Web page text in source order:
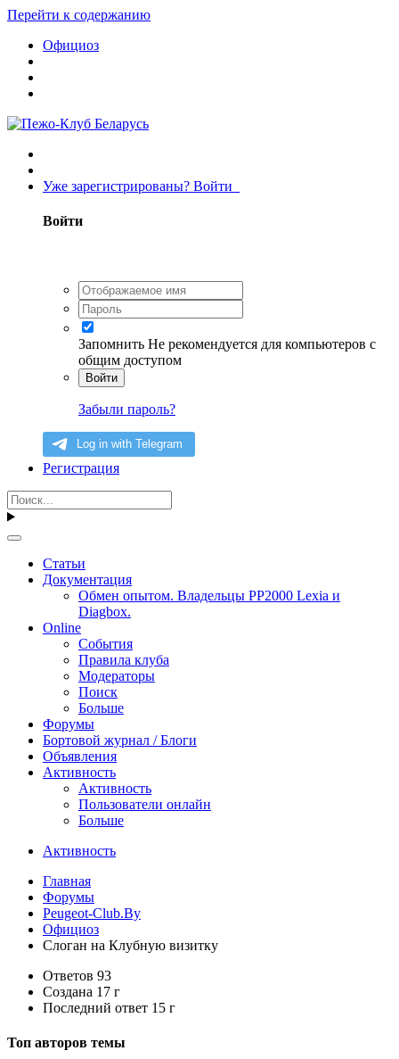
Перейти к содержанию
Официоз
Уже зарегистрированы? Войти
Войти
Запомнить Не рекомендуется для компьютеров с
общим доступом
Войти
Забыли пароль?
Регистрация
Статьи
Документация
Обмен опытом. Владельцы PP2000 Lexia и
Diagbox.
Online
События
Правила клуба
Модераторы
Поиск
Больше
Форумы
Бортовой журнал / Блоги
Объявления
Активность
Активность
Пользователи онлайн
Больше
Активность
Главная
Форумы
Peugeot-Club.By
Официоз
Слоган на Клубную визитку
Ответов 93
Создана 17 г
Последний ответ 15 г
Топ авторов темы